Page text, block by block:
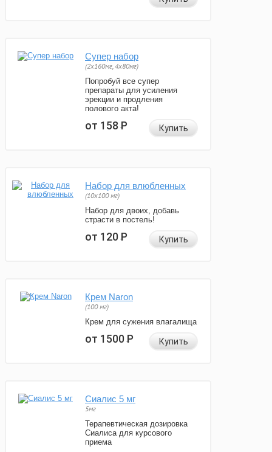
Супер набор
(2х160мг, 4х80мг)
Попробуй все супер
препараты для усиления
эрекции и продления
полового акта!
от 158Р Купить
Набор для влюбленных
(10х100 мг)
Набор для двоих, добавь
страсти в постель!
от 120Р Купить
Крем Naron
(100 мг)
Крем для сужения влагалища
от 1500Р Купить
Сиалис 5 мг
5мг
Терапевтическая дозировка
Сиалиса для курсового
приема